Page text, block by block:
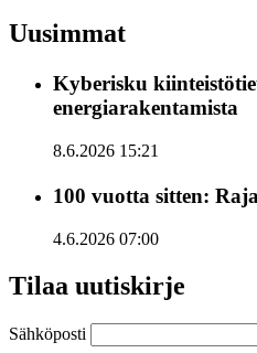
Uusimmat
Kyberisku
energiarakentamista
8.6.2026 15:21
100 vuotta sitten:
4.6.2026 07:00
Tilaa uutiskirje
Sähköposti